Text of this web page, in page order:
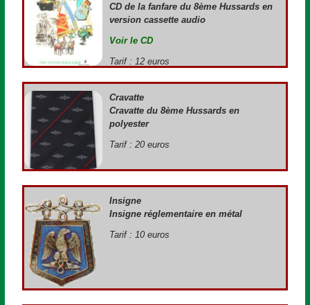
CD de la fanfare du 8ème Hussards en
version cassette audio
Voir le CD
Tarif : 12 euros
Cravatte
Cravatte du 8ème Hussards en
polyester
Tarif : 20 euros
Insigne
Insigne réglementaire en métal
Tarif : 10 euros